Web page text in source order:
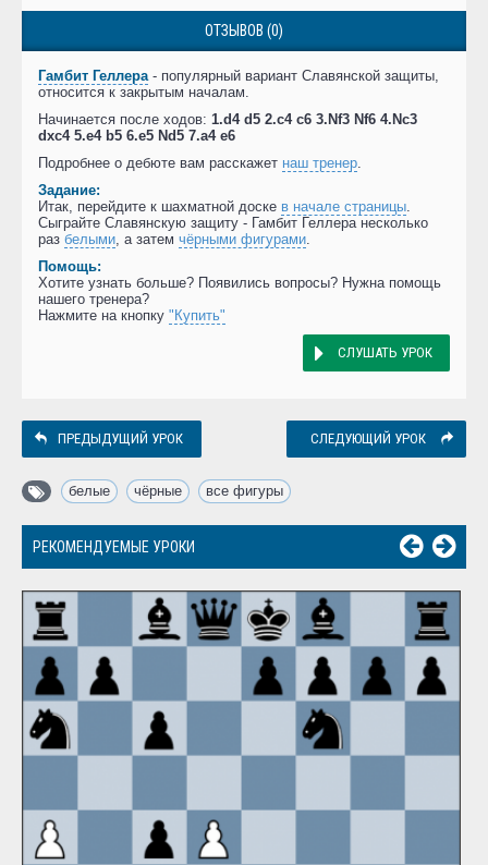
ОТЗЫВОВ (0)
Гамбит Геллера- популярный вариант Славянской защиты,
относится к закрытым началам.
Начинается после ходов: 1.d4 d5 2.c4 c6 3.Nf3 Nf6 4.Nc3
dxc4 5.e4 b5 6.e5 Nd5 7.a4 e6
Подробнее о дебюте вам расскажет наш тренер.
Задание:
Итак, перейдите к шахматной доске в начале страницы.
Сыграйте Славянскую защиту - Гамбит Геллера несколько
раз белыми, а затем чёрными фигурами.
Помощь:
Хотите узнать больше? Появились вопросы? Нужна помощь
нашего тренера?
Нажмите на кнопку "Купить"
СЛУШАТЬ УРОК
ПРЕДЫДУЩИЙ УРОК СЛЕДУЮЩИЙ УРОК
белые чёрные все фигуры
РЕКОМЕНДУЕМЫЕ УРОКИ